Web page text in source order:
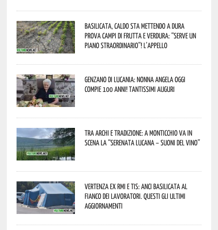
Basilicata, caldo sta mettendo a dura
prova campi di frutta e verdura: “Serve un
piano straordinario”! L’appello
Genzano di Lucania: nonna Angela oggi
compie 100 anni! Tantissimi auguri
Tra archi e tradizione: a Monticchio va in
scena la “Serenata lucana – suoni del vino”
Vertenza ex RMI e TIS: ANCI Basilicata al
fianco dei lavoratori. Questi gli ultimi
aggiornamenti